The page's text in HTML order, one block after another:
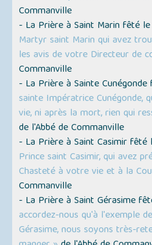
Commanville
- La Prière à Saint Marin fêté
Martyr saint Marin qui avez
les avis de votre Directeur de
Commanville
- La Prière à Sainte
sainte Impératrice Cunégonde,
vie, ni après la mort, rien qui
de l'Abbé de Commanville
- La Prière à Saint Casimir fêté
Prince saint Casimir, qui avez
Chasteté à votre vie et à la
Commanville
- La Prière à Saint Gérasime
accordez-nous qu'à l'exemple
Gérasime, nous soyons très-